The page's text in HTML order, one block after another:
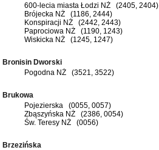
600-lecia miasta Łodzi NŻ (2405, 2404)
Brójecka NŻ (1186, 2444)
Konspiracji NŻ (2442, 2443)
Paprociowa NŻ (1190, 1243)
Wiskicka NŻ (1245, 1247)
Bronisin Dworski
Pogodna NŻ (3521, 3522)
Brukowa
Pojezierska (0055, 0057)
Zbąszyńska NŻ (2386, 0054)
Św. Teresy NŻ (0056)
Brzezińska